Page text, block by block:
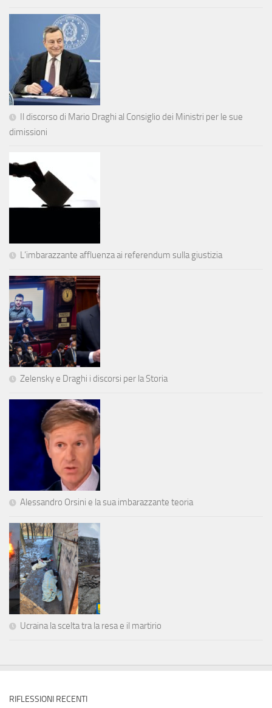
Il discorso di Mario Draghi al Consiglio dei Ministri per le sue
dimissioni
L’imbarazzante affluenza ai referendum sulla giustizia
Zelensky e Draghi i discorsi per la Storia
Alessandro Orsini e la sua imbarazzante teoria
Ucraina la scelta tra la resa e il martirio
RIFLESSIONI RECENTI